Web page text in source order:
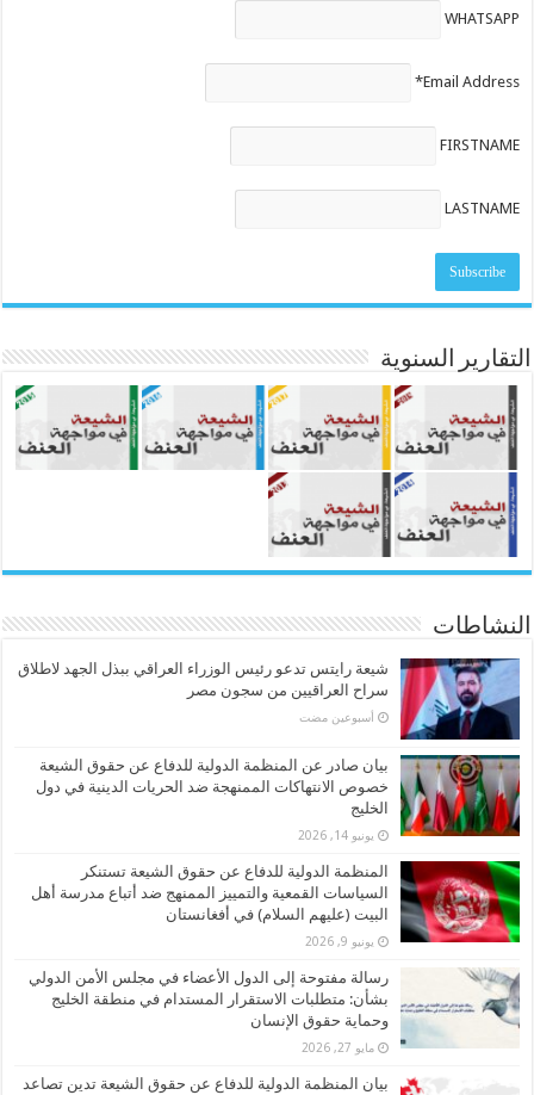
WHATSAPP
Email Address*
FIRSTNAME
LASTNAME
التقارير السنوية
النشاطات
شيعة رايتس تدعو رئيس الوزراء العراقي ببذل الجهد لاطلاق
سراح العراقيين من سجون مصر
‏أسبوعين مضت
بيان صادر عن المنظمة الدولية للدفاع عن حقوق الشيعة
خصوص الانتهاكات الممنهجة ضد الحريات الدينية في دول
الخليج
يونيو 14, 2026
المنظمة الدولية للدفاع عن حقوق الشيعة تستنكر
السياسات القمعية والتمييز الممنهج ضد أتباع مدرسة أهل
البيت (عليهم السلام) في أفغانستان
يونيو 9, 2026
رسالة مفتوحة إلى الدول الأعضاء في مجلس الأمن الدولي
بشأن: متطلبات الاستقرار المستدام في منطقة الخليج
وحماية حقوق الإنسان
مايو 27, 2026
بيان المنظمة الدولية للدفاع عن حقوق الشيعة تدين تصاعد